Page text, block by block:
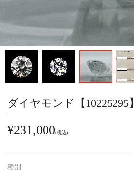
ダイヤモンド【10225295】
¥231,000(税込)
種別